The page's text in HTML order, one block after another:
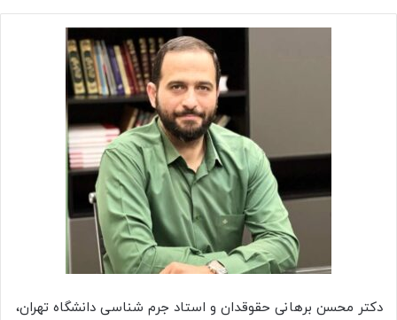
دکتر محسن برهانی حقوقدان و استاد جرم شناسی دانشگاه تهران،